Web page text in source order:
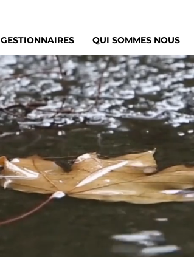
GESTIONNAIRES QUI SOMMES NOUS